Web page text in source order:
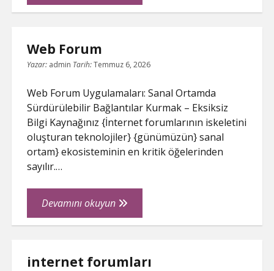
Web Forum
Yazar: admin Tarih:Temmuz 6, 2026
Web Forum Uygulamaları: Sanal Ortamda
Sürdürülebilir Bağlantılar Kurmak – Eksiksiz
Bilgi Kaynağınız {İnternet forumlarının iskeletini
oluşturan teknolojiler} {günümüzün} sanal
ortam} ekosisteminin en kritik öğelerinden
sayılır.…
Devamını okuyunWeb
Forum
internet forumları